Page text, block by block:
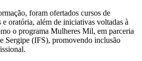
foram ofertados cursos de
oratória, além de iniciativas voltadas à
o programa Mulheres Mil, em parceria
Sergipe (IFS), promovendo inclusão